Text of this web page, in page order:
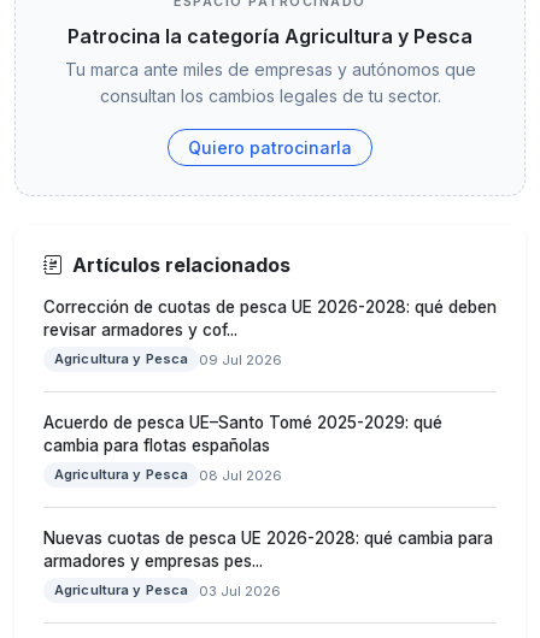
Patrocina la categoría Agricultura y Pesca
Tu marca ante miles de empresas y autónomos que
consultan los cambios legales de tu sector.
Quiero patrocinarla
Artículos relacionados
Corrección de cuotas de pesca UE 2026-2028: qué deben
revisar armadores y cof...
Agricultura y Pesca 09 Jul 2026
Acuerdo de pesca UE–Santo Tomé 2025-2029: qué
cambia para flotas españolas
Agricultura y Pesca 08 Jul 2026
Nuevas cuotas de pesca UE 2026-2028: qué cambia para
armadores y empresas pes...
Agricultura y Pesca 03 Jul 2026